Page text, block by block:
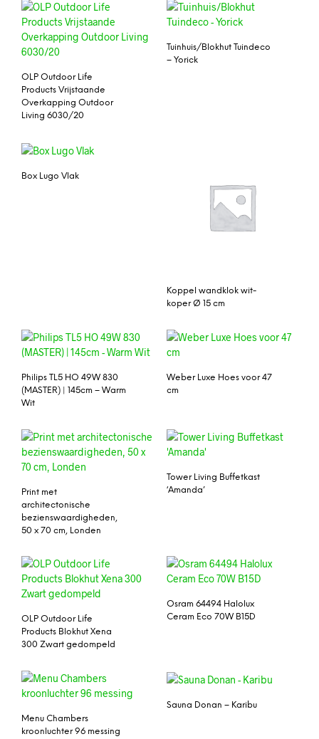
OLP Outdoor Life
Products Vrijstaande
Overkapping Outdoor
Living 6030/20
Tuinhuis/Blokhut Tuindeco
– Yorick
Box Lugo Vlak
Koppel wandklok wit-
koper Ø 15 cm
Philips TL5 HO 49W 830
(MASTER) | 145cm – Warm
Wit
Weber Luxe Hoes voor 47
cm
Print met
architectonische
bezienswaardigheden,
50 x 70 cm, Londen
Tower Living Buffetkast
‘Amanda’
OLP Outdoor Life
Products Blokhut Xena
300 Zwart gedompeld
Osram 64494 Halolux
Ceram Eco 70W B15D
Menu Chambers
kroonluchter 96 messing
Sauna Donan – Karibu